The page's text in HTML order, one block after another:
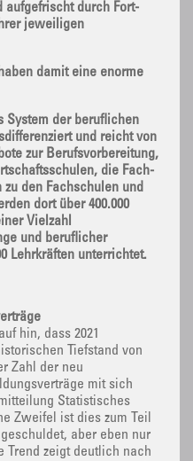
aufgefrischt durch Fort-
jeweiligen
damit eine enorme
System der beruflichen
und reicht von
zur Berufsvorbereitung,
die Fach-
den Fachschulen und
dort über 400.000
Vielzahl
und beruflicher
Lehrkräften unterrichtet.
hin, dass 2021
Tiefstand von
Zahl der neu
mit sich
Statistisches
Zweifel ist dies zum Teil
aber eben nur
Trend zeigt deutlich nach